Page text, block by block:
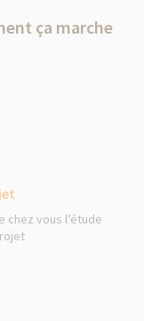
ça marche
chez vous l’étude